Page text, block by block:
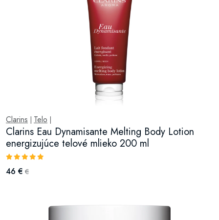
Clarins Telo
Clarins Eau Dynamisante Melting Body Lotion
energizujúce telové mlieko 200 ml
46 € €